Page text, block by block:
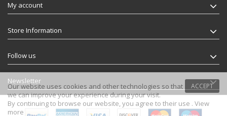
My account
Store Information
Follow us
Newsletter
ACCEPT
Our website uses cookies and other technologies so that
we can improve your experience during your visit.
By continuing to browse our website, you agree to their use . View
more